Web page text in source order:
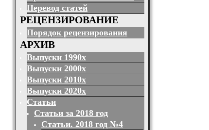
Перевод статей
РЕЦЕНЗИРОВАНИЕ
Порядок рецензирования
АРХИВ
Выпуски 1990х
Выпуски 2000х
Выпуски 2010х
Выпуски 2020х
Статьи
Статьи за 2018 год
Статьи. 2018 год №4